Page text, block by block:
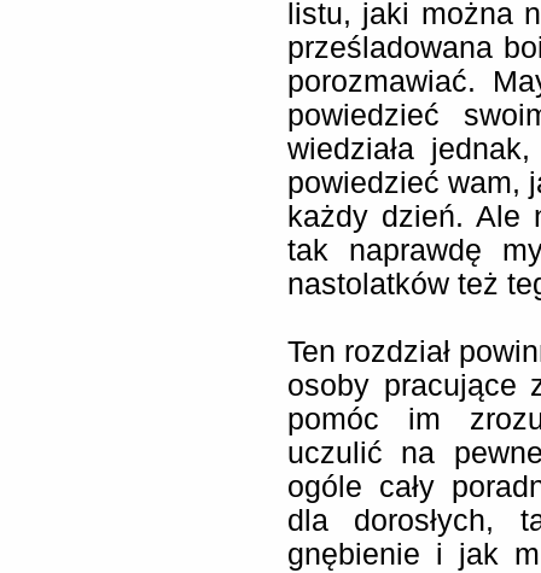
listu, jaki można
prześladowana
porozmawiać.
powiedzieć
wiedziała
powiedzieć wam,
każdy dzień. Ale
tak naprawdę
nastolatków też
Ten rozdział
osoby pracujące
pomóc im
uczulić na
ogóle cały
dla dorosłych,
gnębienie i jak